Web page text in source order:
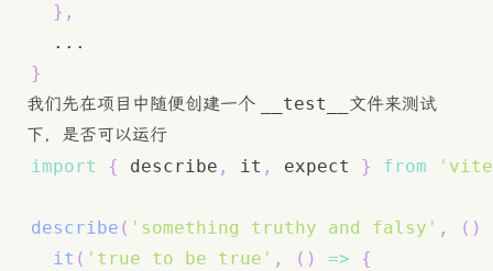
} ,
}
我们先在项目中随便创建一个 __test__
文件来测试
下，是否可以运行
import { describe , it , expect } from
describe ( 'something truthy and falsy' , ( )
it ( 'true to be true' , ( ) =>
{